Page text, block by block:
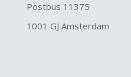
Postbus 11375
1001 GJ Amsterdam